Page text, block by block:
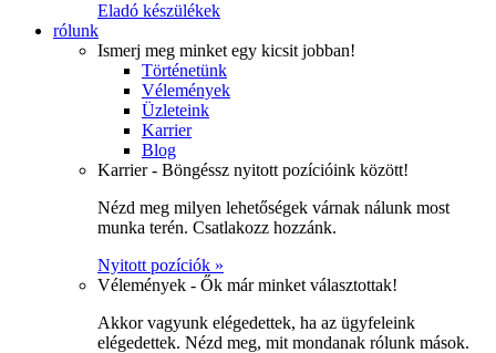
Eladó készülékek
rólunk
Ismerj meg minket egy kicsit jobban!
Történetünk
Vélemények
Üzleteink
Karrier
Blog
Karrier - Böngéssz nyitott pozícióink között!
Nézd meg milyen lehetőségek várnak nálunk most
munka terén. Csatlakozz hozzánk.
Nyitott pozíciók »
Vélemények - Ők már minket választottak!
Akkor vagyunk elégedettek, ha az ügyfeleink
elégedettek. Nézd meg, mit mondanak rólunk mások.